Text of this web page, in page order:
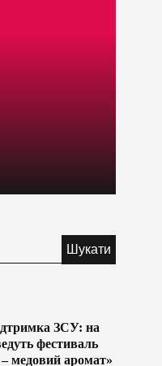
ЗСУ: на
фестиваль
медовий аромат»